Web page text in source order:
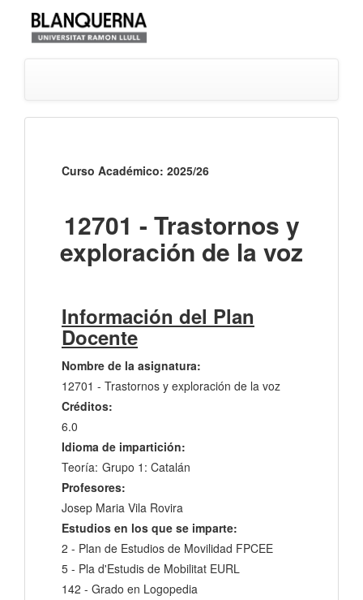
Curso Académico: 2025/26
12701 - Trastornos y
exploración de la voz
Información del Plan
Docente
Nombre de la asignatura:
12701 - Trastornos y exploración de la voz
Créditos:
6.0
Idioma de impartición:
Teoría: Grupo 1: Catalán
Profesores:
Josep Maria Vila Rovira
Estudios en los que se imparte:
2 - Plan de Estudios de Movilidad FPCEE
5 - Pla d'Estudis de Mobilitat EURL
142 - Grado en Logopedia